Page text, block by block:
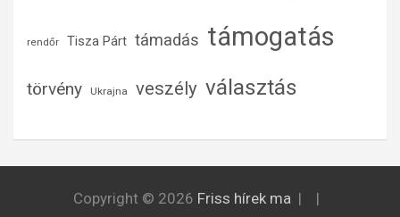
rendőr Tisza Párt támadás támogatás
törvény Ukrajna veszély választás
Copyright © 2026 Friss hírek ma